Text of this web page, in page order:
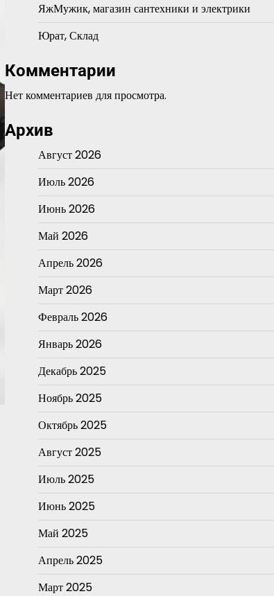
ЯжМужик, магазин сантехники и электрики
Юрат, Склад
Комментарии
Нет комментариев для просмотра.
Архив
Август 2026
Июль 2026
Июнь 2026
Май 2026
Апрель 2026
Март 2026
Февраль 2026
Январь 2026
Декабрь 2025
Ноябрь 2025
Октябрь 2025
Август 2025
Июль 2025
Июнь 2025
Май 2025
Апрель 2025
Март 2025